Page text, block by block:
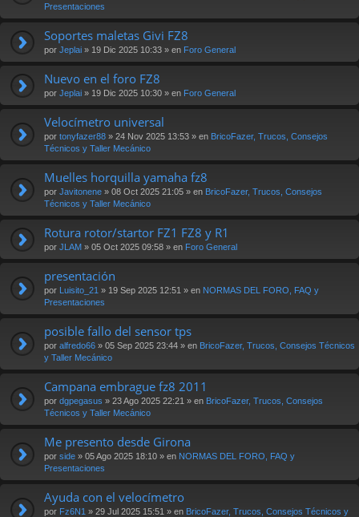
Presentaciones
Soportes maletas Givi FZ8
por Jeplai » 19 Dic 2025 10:33 » en Foro General
Nuevo en el foro FZ8
por Jeplai » 19 Dic 2025 10:30 » en Foro General
Velocímetro universal
por tonyfazer88 » 24 Nov 2025 13:53 » en BricoFazer, Trucos, Consejos
Técnicos y Taller Mecánico
Muelles horquilla yamaha fz8
por Javitonene » 08 Oct 2025 21:05 » en BricoFazer, Trucos, Consejos
Técnicos y Taller Mecánico
Rotura rotor/startor FZ1 FZ8 y R1
por JLAM » 05 Oct 2025 09:58 » en Foro General
presentación
por Luisito_21 » 19 Sep 2025 12:51 » en NORMAS DEL FORO, FAQ y
Presentaciones
posible fallo del sensor tps
por alfredo66 » 05 Sep 2025 23:44 » en BricoFazer, Trucos, Consejos Técnicos
y Taller Mecánico
Campana embrague fz8 2011
por dgpegasus » 23 Ago 2025 22:21 » en BricoFazer, Trucos, Consejos
Técnicos y Taller Mecánico
Me presento desde Girona
por side » 05 Ago 2025 18:10 » en NORMAS DEL FORO, FAQ y
Presentaciones
Ayuda con el velocímetro
por Fz6N1 » 29 Jul 2025 15:51 » en BricoFazer, Trucos, Consejos Técnicos y